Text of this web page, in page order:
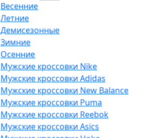
Весенние
Летние
Демисезонные
Зимние
Осенние
Мужские кроссовки Nike
Мужские кроссовки Adidas
Мужские кроссовки New Balance
Мужские кроссовки Puma
Мужские кроссовки Reebok
Мужские кроссовки Asics